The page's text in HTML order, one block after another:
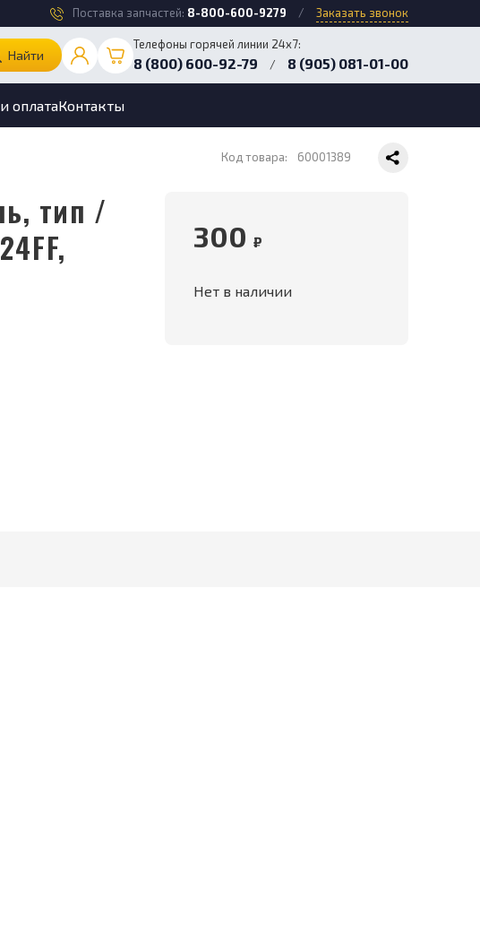
Поставка запчастей: 8-800-600-9279 / Заказать звонок
Найти
Телефоны горячей линии 24х7:
8 (800) 600-92-79 / 8 (905) 081-01-00
оплатаКонтакты
Код товара: 60001389
300 ₽
Нет в наличии